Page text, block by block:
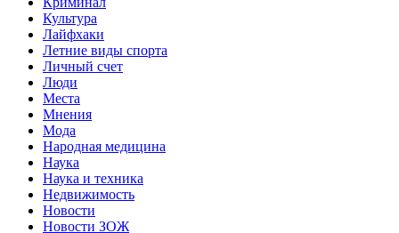
Культура
Лайфхаки
Летние виды спорта
Личный счет
Люди
Места
Мнения
Мода
Народная медицина
Наука
Наука и техника
Недвижимость
Новости
Новости ЗОЖ